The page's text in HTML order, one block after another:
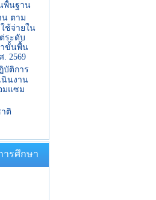
พื้นฐาน
น ตาม
ช้จ่ายใน
ระดับ
าขั้นพื้น
2569
ติการ
นินงาน
มแซม
ติ
ารศึกษา